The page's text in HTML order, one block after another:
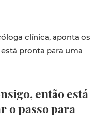
clínica, aponta os
pronta para uma
então está
o passo para